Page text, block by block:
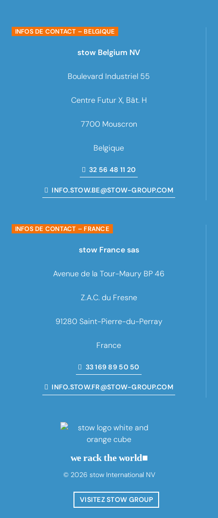
INFOS DE CONTACT – BELGIQUE
stow Belgium NV
Boulevard Industriel 55
Centre Futur X, Bât. H
7700 Mouscron
Belgique
32 56 48 11 20
INFO.STOW.BE@STOW-GROUP.COM
INFOS DE CONTACT – FRANCE
stow France sas
Avenue de la Tour-Maury BP 46
Z.A.C. du Fresne
91280 Saint-Pierre-du-Perray
France
33 169 89 50 50
INFO.STOW.FR@STOW-GROUP.COM
we rack the world■
© 2026 stow International NV
VISITEZ STOW GROUP